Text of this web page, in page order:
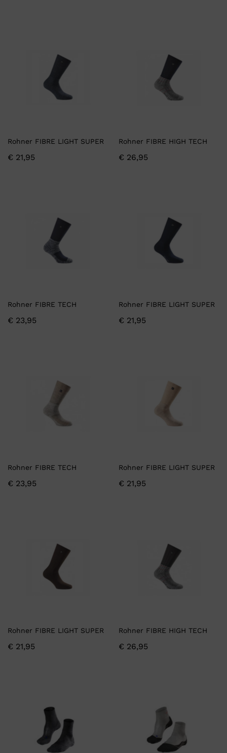
Rohner FIBRE LIGHT SUPER
€ 21,95
Rohner FIBRE HIGH TECH
€ 26,95
Rohner FIBRE TECH
€ 23,95
Rohner FIBRE LIGHT SUPER
€ 21,95
Rohner FIBRE TECH
€ 23,95
Rohner FIBRE LIGHT SUPER
€ 21,95
Rohner FIBRE LIGHT SUPER
€ 21,95
Rohner FIBRE HIGH TECH
€ 26,95